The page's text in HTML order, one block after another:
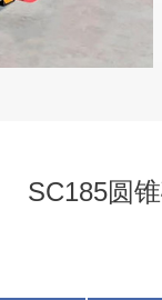
SC185圆